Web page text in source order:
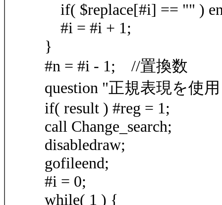
if( $replace[#i] == "" )
#i = #i + 1;
}
#n = #i - 1; //置換数
question "正規表現を使
if( result ) #reg = 1;
call Change_search;
disabledraw;
gofileend;
#i = 0;
while( 1 ) {